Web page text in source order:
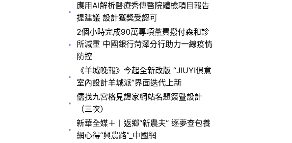
應用AI解析醫療秀傳醫院體檢項目報告
提建議 設計獲獎受認可
2個小時完成90萬專項黨費撥付森和診
所減重 中國銀行菏澤分行助力一線疫情
防控
《羊城晚報》今起全新改版 “JIUYI俱意
室內設計羊城派”界面迭代上新
儒找九宮格見證家網站名題簽暨設計
（三次）
新華全媒＋丨返鄉“新農夫” 逐夢查包養
網心得“興農路”_中國網